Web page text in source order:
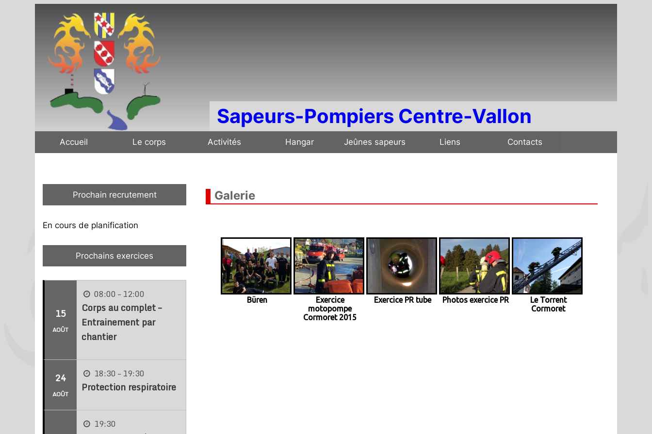
Sapeurs-Pompiers Centre-Vallon
Accueil Le corps Activités Hangar Jeûnes sapeurs Liens Contacts
Prochain recrutement
En cours de planification
Prochains exercices
15
AOÛT
08:00 – 12:00
Corps au complet –
Entrainement par
chantier
24
AOÛT
18:30 – 19:30
Protection respiratoire
19:30
Galerie
Büren
Exercice
motopompe
Cormoret 2015
Exercice PR tube Photos exercice PR
Le Torrent
Cormoret